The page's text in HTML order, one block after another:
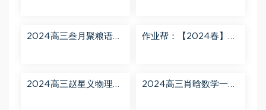
2024高三叁月聚粮语文
作业帮：【2024春】高
2024高三赵星义物理二
2024高三肖晗数学一轮